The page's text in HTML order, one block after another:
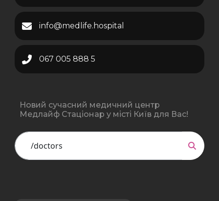
info@medlife.hospital
067 005 888 5
Новий сучасний медичний центр
Медлайф Стаціонар у місті Київ для Вас!